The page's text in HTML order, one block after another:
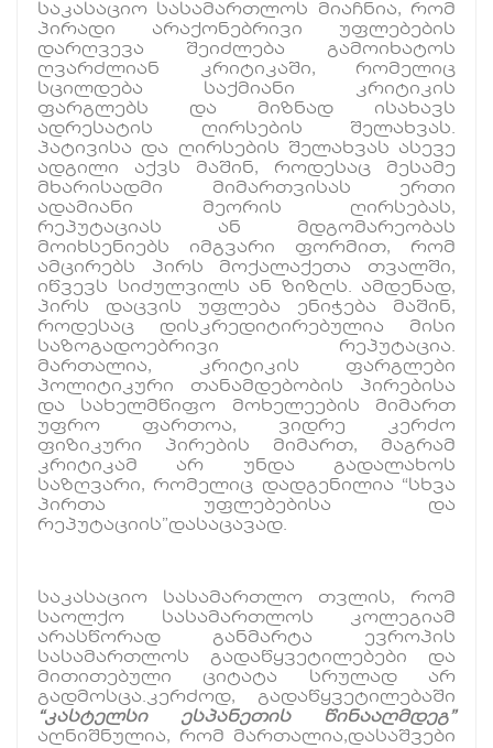
საკასაციო სასამართლოს მიაჩნია, რომ
პირადი არაქონებრივი უფლებების
დარღვევა შეიძლება გამოიხატოს
ღვარძლიან კრიტიკაში, რომელიც
სცილდება საქმიანი კრიტიკის
ფარგლებს და მიზნად ისახავს
ადრესატის ღირსების შელახვას.
პატივისა და ღირსების შელახვას ასევე
ადგილი აქვს მაშინ, როდესაც მესამე
მხარისადმი მიმართვისას ერთი
ადამიანი მეორის ღირსებას,
რეპუტაციას ან მდგომარეობას
მოიხსენიებს იმგვარი ფორმით, რომ
ამცირებს პირს მოქალაქეთა თვალში,
იწვევს სიძულვილს ან ზიზღს. ამდენად,
პირს დაცვის უფლება ენიჭება მაშინ,
როდესაც დისკრედიტირებულია მისი
საზოგადოებრივი რეპუტაცია.
მართალია, კრიტიკის ფარგლები
პოლიტიკური თანამდებობის პირებისა
და სახელმწიფო მოხელეების მიმართ
უფრო ფართოა, ვიდრე კერძო
ფიზიკური პირების მიმართ, მაგრამ
კრიტიკამ არ უნდა გადალახოს
საზღვარი, რომელიც დადგენილია “სხვა
პირთა უფლებებისა და
რეპუტაციის”დასაცავად.
საკასაციო სასამართლო თვლის, რომ
საოლქო სასამართლოს კოლეგიამ
არასწორად განმარტა ევროპის
სასამართლოს გადაწყვეტილებები და
მითითებული ციტატა სრულად არ
გადმოსცა.კერძოდ, გადაწყვეტილებაში
“კასტელსი ესპანეთის წინააღმდეგ”
აღნიშნულია, რომ მართალია,დასაშვები